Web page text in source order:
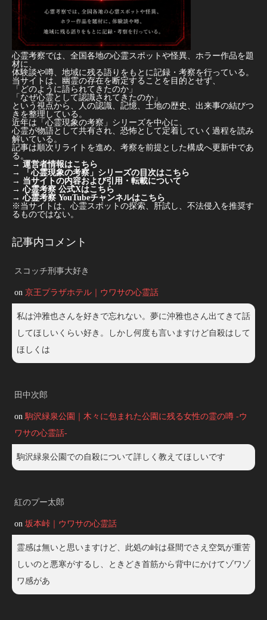
心霊考察では、全国各地の心霊スポットや怪異、ホラー作品を題
材に、
体験談や噂、地域に残る語りをもとに記録・考察を行っている。
当サイトは、幽霊の存在を断定することを目的とせず、
「どのように語られてきたのか」
「なぜ心霊として認識されてきたのか」
という視点から、人の認識、記憶、土地の歴史、出来事の結びつ
きを整理している。
近年は「心霊現象の考察」シリーズを中心に、
心霊が物語として共有され、恐怖として定着していく過程を読み
解いている。
記事は順次リライトを進め、考察を前提とした構成へ更新中であ
る。
→ 運営者情報はこちら
→
「心霊現象の考察」シリーズの目次はこちら
→ 当サイトの内容および引用・転載について
→ 心霊考察 公式Xはこちら
→ 心霊考察 YouTubeチャンネルはこちら
※当サイトは、心霊スポットの探索、肝試し、不法侵入を推奨す
るものではない。
記事内コメント
スコッチ刑事大好き
on 京王プラザホテル｜ウワサの心霊話
私は沖雅也さんを好きで忘れない。夢に沖雅也さん出てきて話
してほしいくらい好き。しかし何度も言いますけど自殺はして
ほしくは
田中次郎
on 駒沢緑泉公園｜木々に包まれた公園に残る女性の霊の噂 -ウ
ワサの心霊話-
駒沢緑泉公園での自殺について詳しく教えてほしいです
紅のプー太郎
on 坂本峠｜ウワサの心霊話
霊感は無いと思いますけど、此処の峠は昼間でさえ空気が重苦
しいのと悪寒がするし、ときどき首筋から背中にかけてゾワゾ
ワ感があ